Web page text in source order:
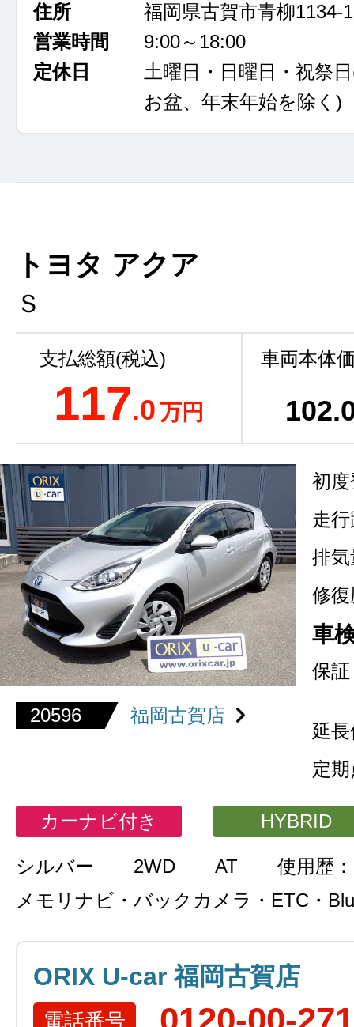
住所
福岡県古賀市青柳1134-1
営業時間
9:00～18:00
定休日
土曜日・日曜日・祝祭日
お盆、年末年始を除く)
トヨタ アクア
Ｓ
支払総額(税込)
117.0万円
車両本体
102
20596 福岡古賀店
初
走
排気
修復
車
保証
延
定
カーナビ付き HYBRID
シルバー 2WD AT
使用歴
メモリナビ・バックカメラ・ETC・
ORIX U-car 福岡古賀店
電話番号